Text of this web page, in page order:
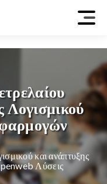
και ανάπτυξης
Λύσεις